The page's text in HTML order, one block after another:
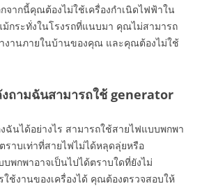
ากนี้คุณต้องไม่ใช้เครื่องกำเนิดไฟฟ้าใน
กระทั่งในโรงรถที่แนบมา คุณไม่สามารถ
งานภายในบ้านของคุณ และคุณต้องไม่ใช้
ถามฉันสามารถใช้ generator
ฉันได้อย่างไร สามารถใช้สายไฟแบบพกพา
ราบเท่าที่สายไฟไม่ได้หลุดลุ่ยหรือ
พกพาอาจเป็นไปได้ตราบใดที่ยังไม่
ใช้งานของเครื่องได้ คุณต้องตรวจสอบให้